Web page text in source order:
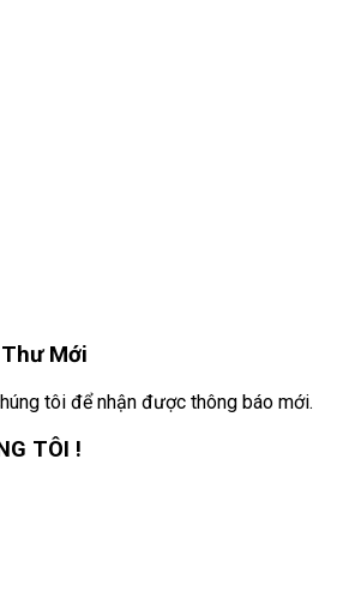
Thư Mới
tôi để nhận được thông báo mới.
TÔI !